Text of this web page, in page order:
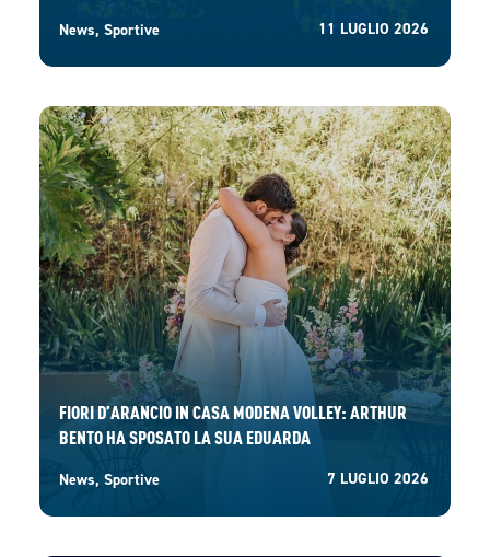
11 LUGLIO 2026
News, Sportive
7 LUGLIO 2026
FIORI D’ARANCIO IN CASA MODENA VOLLEY: ARTHUR
BENTO HA SPOSATO LA SUA EDUARDA
News, Sportive